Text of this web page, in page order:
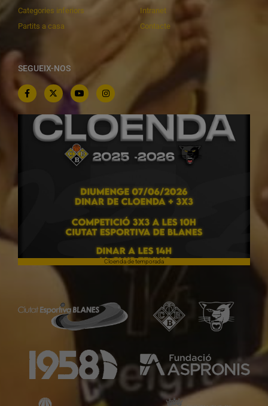
Categories inferiors
Partits a casa
Intranet
Contacte
SEGUEIX-NOS
Cloenda de temporada